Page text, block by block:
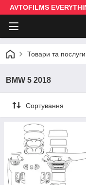
AVTOFILMS
Товари та послуги
BMW 5 2018
Сортування